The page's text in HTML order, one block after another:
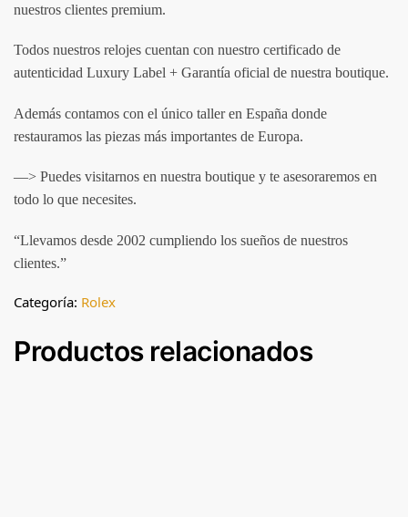
nuestros clientes premium.
Todos nuestros relojes cuentan con nuestro certificado de
autenticidad Luxury Label + Garantía oficial de nuestra boutique.
Además contamos con el único taller en España donde
restauramos las piezas más importantes de Europa.
—> Puedes visitarnos en nuestra boutique y te asesoraremos en
todo lo que necesites.
“Llevamos desde 2002 cumpliendo los sueños de nuestros
clientes.”
Categoría: Rolex
Productos relacionados